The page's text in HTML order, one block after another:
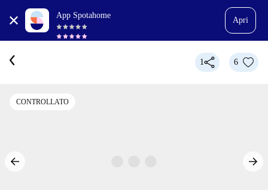
App Spotahome
Apri
1 6
CONTROLLATO